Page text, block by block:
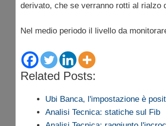
derivato, che se verranno rotti al rialzo
Nel medio periodo il livello da
Related Posts:
Ubi Banca, l'impostazione è
Analisi Tecnica: statiche sul Fib